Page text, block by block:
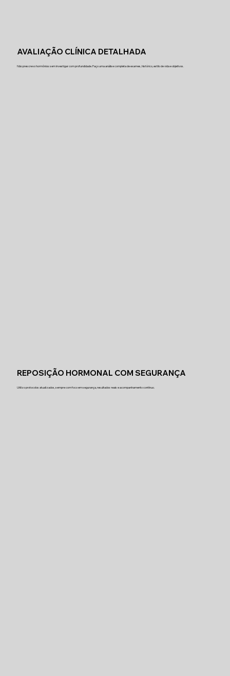
AVALIAÇÃO CLÍNICA DETALHADA
Não prescrevo hormônios sem investigar com profundidade. Faço uma análise completa de exames, histórico, estilo de vida e objetivos.
REPOSIÇÃO HORMONAL COM SEGURANÇA
Utilizo protocolos atualizados, sempre com foco em segurança, resultados reais e acompanhamento contínuo.